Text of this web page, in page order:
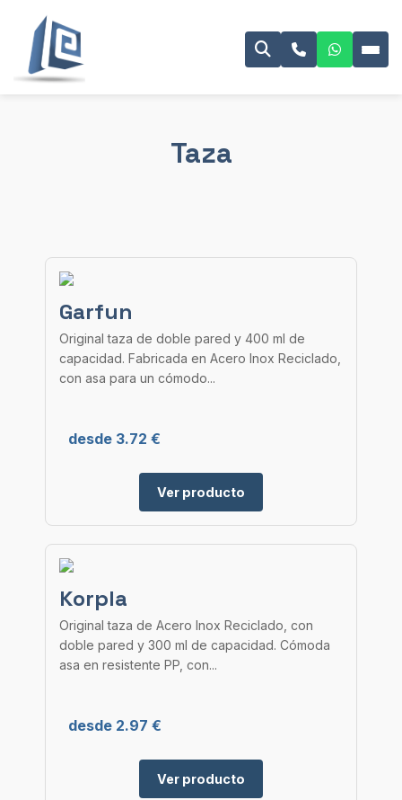
Taza
Garfun
Original taza de doble pared y 400 ml de
capacidad. Fabricada en Acero Inox Reciclado,
con asa para un cómodo...
desde 3.72 €
Ver producto
Korpla
Original taza de Acero Inox Reciclado, con
doble pared y 300 ml de capacidad. Cómoda
asa en resistente PP, con...
desde 2.97 €
Ver producto